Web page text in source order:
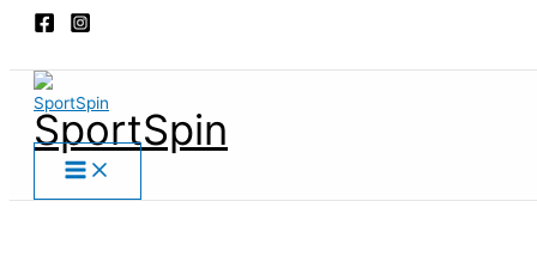
SportSpin
Menu
Butterfly
Training
40+
White
Pelota
Entrenamiento